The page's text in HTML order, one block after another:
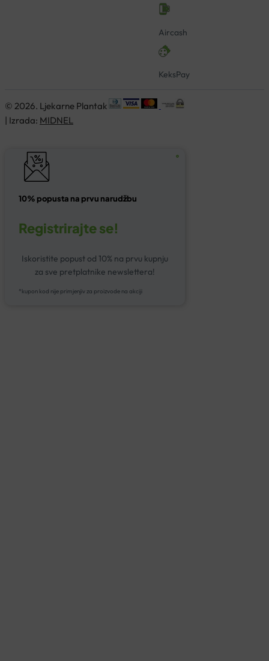
Aircash
KeksPay
© 2026. Ljekarne Plantak
| Izrada: MIDNEL
10% popusta na prvu narudžbu
Registrirajte se!
Iskoristite popust od 10% na prvu kupnju
za sve pretplatnike newslettera!
*kupon kod nije primjenjiv za proizvode na akciji